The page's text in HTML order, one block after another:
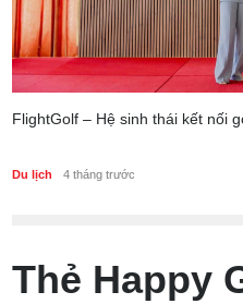
FlightGolf – Hệ sinh thái kết nối
Du lịch 4 tháng trước
Thẻ Happy